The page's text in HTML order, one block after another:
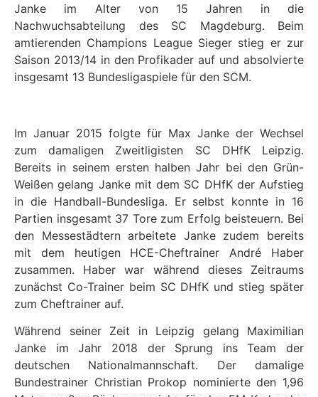
Janke im Alter von 15 Jahren in die
Nachwuchsabteilung des SC Magdeburg. Beim
amtierenden Champions League Sieger stieg er zur
Saison 2013/14 in den Profikader auf und absolvierte
insgesamt 13 Bundesligaspiele für den SCM.
Im Januar 2015 folgte für Max Janke der Wechsel
zum damaligen Zweitligisten SC DHfK Leipzig.
Bereits in seinem ersten halben Jahr bei den Grün-
Weißen gelang Janke mit dem SC DHfK der Aufstieg
in die Handball-Bundesliga. Er selbst konnte in 16
Partien insgesamt 37 Tore zum Erfolg beisteuern. Bei
den Messestädtern arbeitete Janke zudem bereits
mit dem heutigen HCE-Cheftrainer André Haber
zusammen. Haber war während dieses Zeitraums
zunächst Co-Trainer beim SC DHfK und stieg später
zum Cheftrainer auf.
Während seiner Zeit in Leipzig gelang Maximilian
Janke im Jahr 2018 der Sprung ins Team der
deutschen Nationalmannschaft. Der damalige
Bundestrainer Christian Prokop nominierte den 1,96